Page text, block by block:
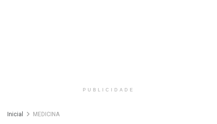
PUBLICIDADE
Inicial MEDICINA